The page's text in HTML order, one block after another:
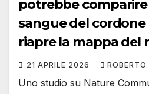
potrebbe comparire
sangue del
riapre la mappa del
21 APRILE 2026
Uno studio su Nature